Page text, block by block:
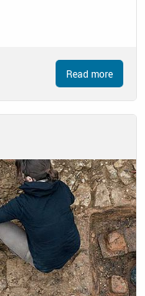
Read more